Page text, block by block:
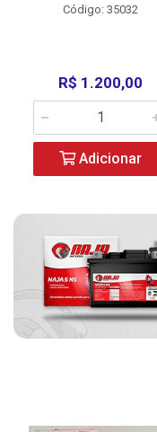
Código: 35032
R$ 1.200,00
Adicionar